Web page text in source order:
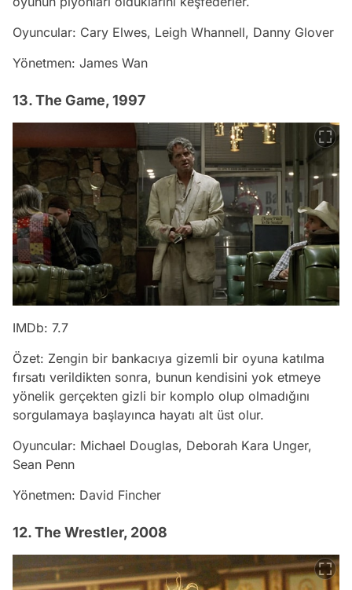
Oyuncular: Cary Elwes, Leigh Whannell, Danny Glover
Yönetmen: James Wan
13. The Game, 1997
IMDb: 7.7
Özet: Zengin bir bankacıya gizemli bir oyuna katılma
fırsatı verildikten sonra, bunun kendisini yok etmeye
yönelik gerçekten gizli bir komplo olup olmadığını
sorgulamaya başlayınca hayatı alt üst olur.
Oyuncular: Michael Douglas, Deborah Kara Unger,
Sean Penn
Yönetmen: David Fincher
12. The Wrestler, 2008